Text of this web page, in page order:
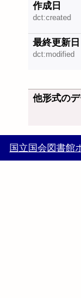
作成日
dct:created
最終更新日
dct:modified
他形式のデ
国立国会図書館